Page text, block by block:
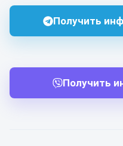
Получить
Получить